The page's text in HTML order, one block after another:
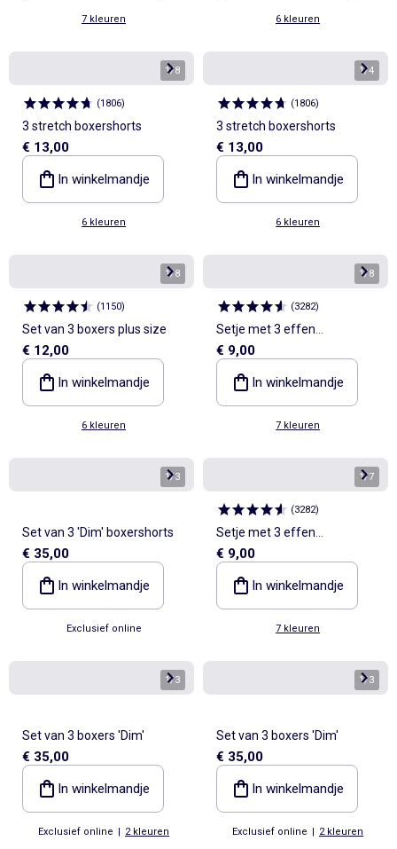
7 kleuren 6 kleuren
1/8
(1806)
3 stretch boxershorts
€ 13,00
In winkelmandje
6 kleuren
1/4
(1806)
3 stretch boxershorts
€ 13,00
In winkelmandje
6 kleuren
1/8
(1150)
Set van 3 boxers plus size
€ 12,00
In winkelmandje
6 kleuren
1/8
(3282)
Setje met 3 effen
boxershorts
€ 9,00
In winkelmandje
7 kleuren
1/3
Set van 3 'Dim' boxershorts
€ 35,00
In winkelmandje
Exclusief online
1/7
(3282)
Setje met 3 effen
boxershorts
€ 9,00
In winkelmandje
7 kleuren
1/3
Set van 3 boxers 'Dim'
€ 35,00
In winkelmandje
Exclusief online | 2 kleuren
1/3
Set van 3 boxers 'Dim'
€ 35,00
In winkelmandje
Exclusief online | 2 kleuren